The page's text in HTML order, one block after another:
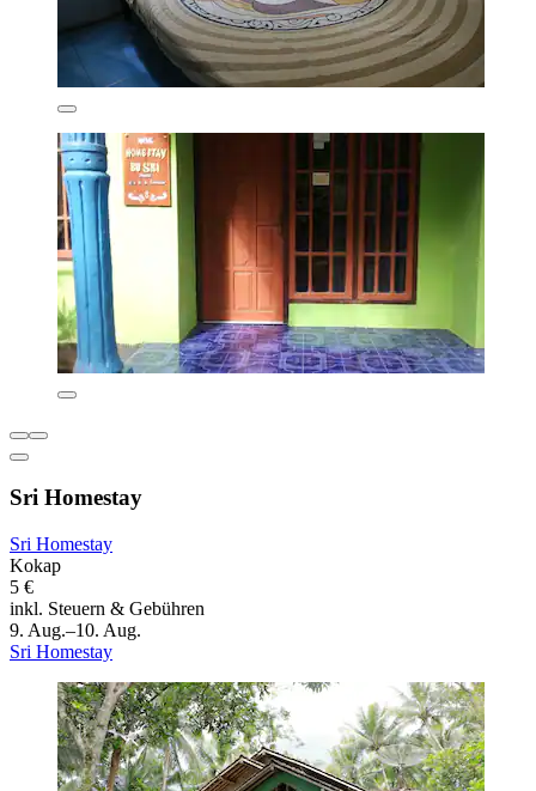
Sri Homestay
Sri Homestay
Kokap
5 €
inkl. Steuern & Gebühren
9. Aug.–10. Aug.
Sri Homestay